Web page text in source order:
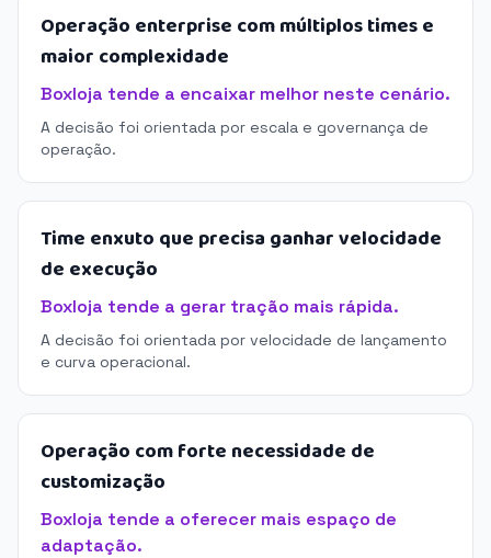
Operação enterprise com múltiplos times e
maior complexidade
Boxloja tende a encaixar melhor neste cenário.
A decisão foi orientada por escala e governança de
operação.
Time enxuto que precisa ganhar velocidade
de execução
Boxloja tende a gerar tração mais rápida.
A decisão foi orientada por velocidade de lançamento
e curva operacional.
Operação com forte necessidade de
customização
Boxloja tende a oferecer mais espaço de
adaptação.